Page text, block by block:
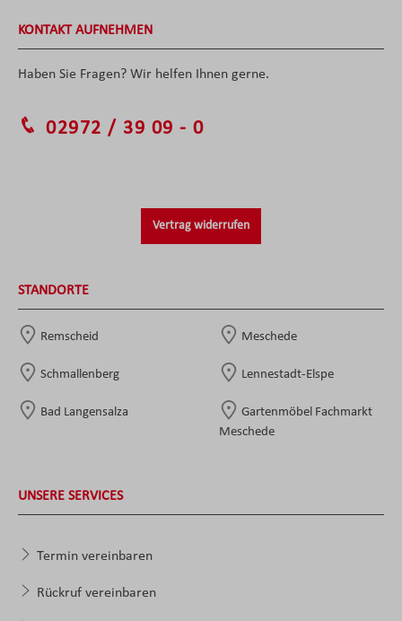
KONTAKT AUFNEHMEN
Haben Sie Fragen? Wir helfen Ihnen gerne.
02972 / 39 09 - 0
Vertrag widerrufen
STANDORTE
Remscheid Meschede
Schmallenberg Lennestadt-Elspe
Bad Langensalza
Gartenmöbel Fachmarkt
Meschede
UNSERE SERVICES
Termin vereinbaren
Rückruf vereinbaren